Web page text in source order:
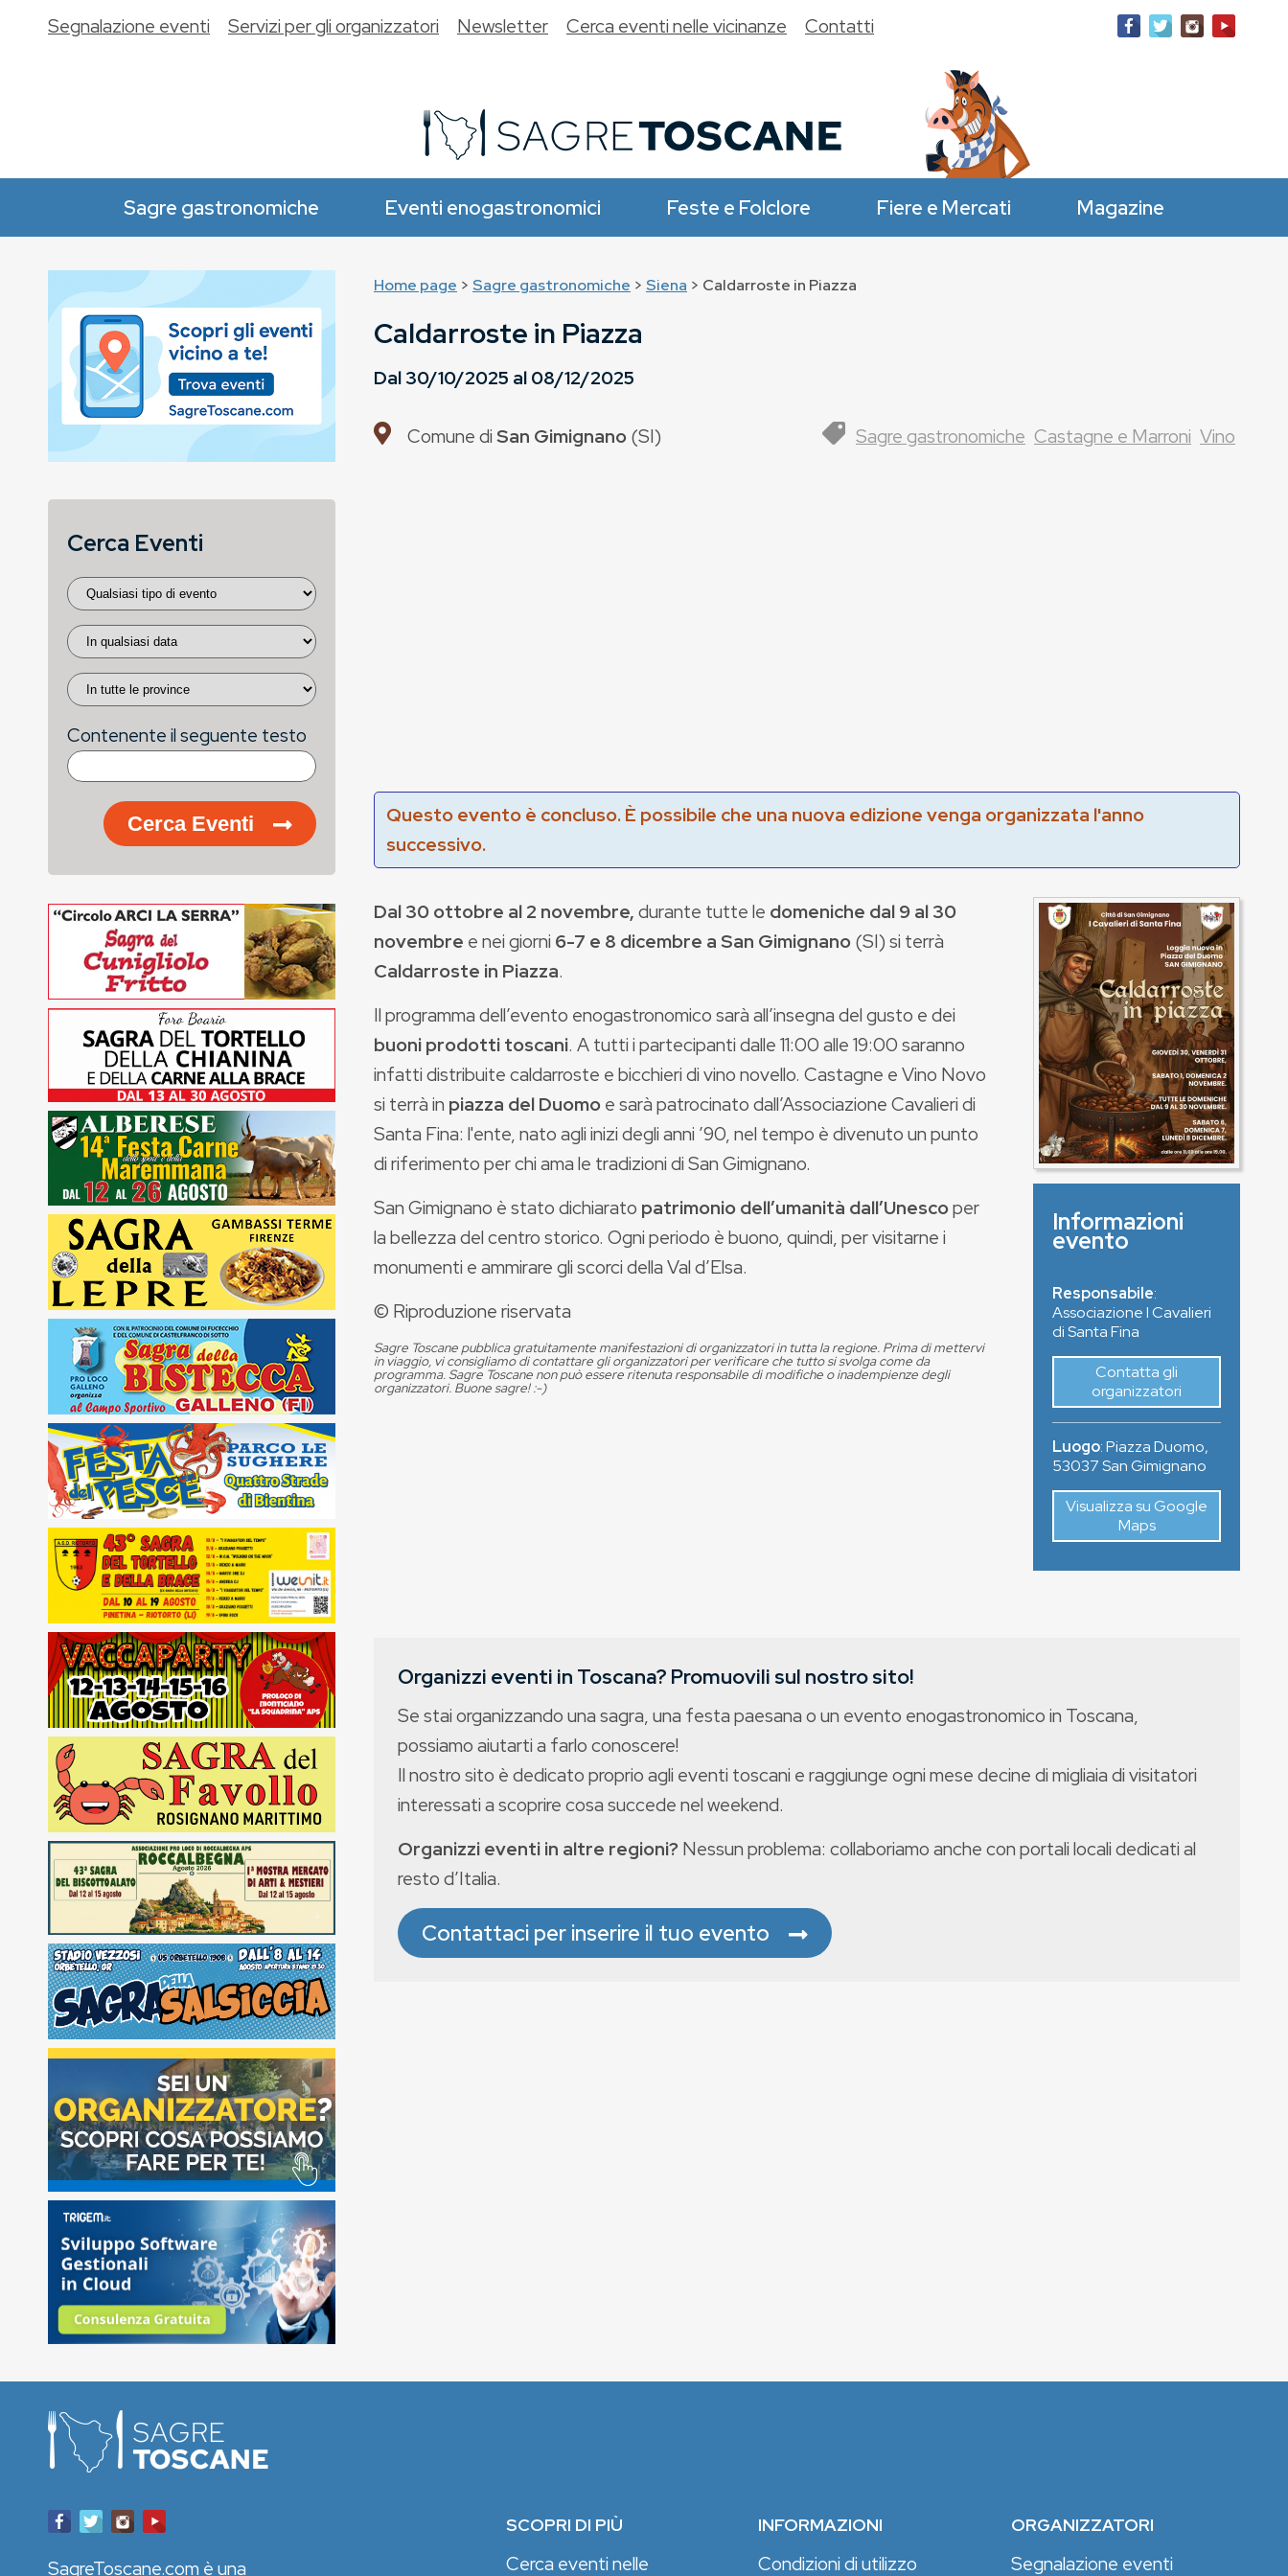
Sagre gastronomiche Eventi enogastronomici Feste e Folclore Fiere e Mercati Magazine
Segnalazione eventi Servizi per gli organizzatori Newsletter Cerca eventi nelle vicinanze Contatti
Home page > Sagre gastronomiche > Siena > Caldarroste in Piazza
Caldarroste in Piazza
Dal30/10/2025 al08/12/2025
Comune diSan Gimignano(SI) Sagre gastronomiche Castagne e Marroni Vino
Questo evento è concluso. È possibile che una nuova edizione venga organizzata l'anno
successivo.
Dal30 ottobre al 2 novembre,durante tutte le domeniche dal 9 al 30
novembre e nei giorni 6-7 e 8 dicembre a San Gimignano(SI) si terrà
Caldarroste in Piazza.
Il programma dell’evento enogastronomico sarà all’insegna del gusto e dei
buoni prodotti toscani. A tutti i partecipanti dalle 11:00 alle 19:00 saranno
infatti distribuite caldarroste e bicchieri di vino novello. Castagne e Vino Novo
si terrà in piazza del Duomoe sarà patrocinato dall’Associazione Cavalieri di
Santa Fina: l'ente, nato agli inizi degli anni ’90, nel tempo è divenuto un punto
di riferimento per chi ama le tradizioni di San Gimignano.
San Gimignano è stato dichiarato patrimonio dell’umanità dall’Unescoper
la bellezza del centro storico. Ogni periodo è buono, quindi, per visitarne i
monumenti e ammirare gli scorci della Val d’Elsa.
© Riproduzione riservata
Sagre Toscane pubblica gratuitamente manifestazioni di organizzatori in tutta la regione. Prima di mettervi
in viaggio, vi consigliamo di contattare gli organizzatori per verificare che tutto si svolga come da
programma. Sagre Toscane non può essere ritenuta responsabile di modifiche o inadempienze degli
organizzatori. Buone sagre! :-)
Informazioni
evento
Responsabile:
Associazione I Cavalieri
di Santa Fina
Contatta gli
organizzatori
Luogo:Piazza Duomo,
53037San Gimignano
Visualizza su Google
Maps
Organizzi eventi in Toscana? Promuovili sul nostro sito!
Se stai organizzando una sagra, una festa paesana o un evento enogastronomico in Toscana,
possiamo aiutarti a farlo conoscere!
Il nostro sito è dedicato proprio agli eventi toscani e raggiunge ogni mese decine di migliaia di visitatori
interessati a scoprire cosa succede nel weekend.
Organizzi eventi in altre regioni? Nessun problema: collaboriamo anche con portali locali dedicati al
resto d’Italia.
Contattaci per inserire il tuo evento
Cerca Eventi
Contenente il seguente testo
Cerca Eventi
SCOPRI DI PIÙ
Cerca eventi nelle
INFORMAZIONI
Condizioni di utilizzo
ORGANIZZATORI
Segnalazione eventi
SagreToscane.com è una